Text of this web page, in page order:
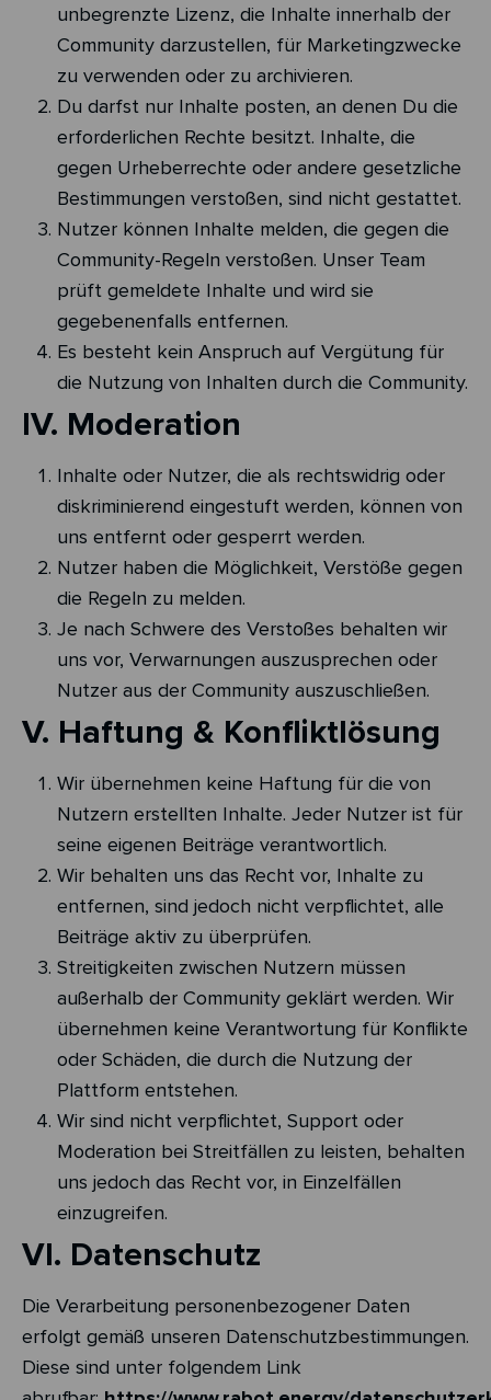
unbegrenzte Lizenz, die Inhalte innerhalb der
Community darzustellen, für Marketingzwecke
zu verwenden oder zu archivieren.
Du darfst nur Inhalte posten, an denen Du die
erforderlichen Rechte besitzt. Inhalte, die
gegen Urheberrechte oder andere gesetzliche
Bestimmungen verstoßen, sind nicht gestattet.
Nutzer können Inhalte melden, die gegen die
Community-Regeln verstoßen. Unser Team
prüft gemeldete Inhalte und wird sie
gegebenenfalls entfernen.
Es besteht kein Anspruch auf Vergütung für
die Nutzung von Inhalten durch die Community.
IV. Moderation
Inhalte oder Nutzer, die als rechtswidrig oder
diskriminierend eingestuft werden, können von
uns entfernt oder gesperrt werden.
Nutzer haben die Möglichkeit, Verstöße gegen
die Regeln zu melden.
Je nach Schwere des Verstoßes behalten wir
uns vor, Verwarnungen auszusprechen oder
Nutzer aus der Community auszuschließen.
V. Haftung & Konfliktlösung
Wir übernehmen keine Haftung für die von
Nutzern erstellten Inhalte. Jeder Nutzer ist für
seine eigenen Beiträge verantwortlich.
Wir behalten uns das Recht vor, Inhalte zu
entfernen, sind jedoch nicht verpflichtet, alle
Beiträge aktiv zu überprüfen.
Streitigkeiten zwischen Nutzern müssen
außerhalb der Community geklärt werden. Wir
übernehmen keine Verantwortung für Konflikte
oder Schäden, die durch die Nutzung der
Plattform entstehen.
Wir sind nicht verpflichtet, Support oder
Moderation bei Streitfällen zu leisten, behalten
uns jedoch das Recht vor, in Einzelfällen
einzugreifen.
VI. Datenschutz
Die Verarbeitung personenbezogener Daten
erfolgt gemäß unseren Datenschutzbestimmungen.
Diese sind unter folgendem Link